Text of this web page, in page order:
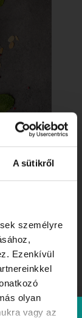
A sütikről
személyre
Ezenkívül
olyan
vagy az
érkezik, friss
tálalva. A
aGrilled
kecskesajtból
friss
szánt
gyengéden